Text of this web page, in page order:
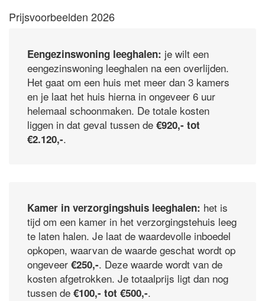
Prijsvoorbeelden 2026
Eengezinswoning leeghalen: je wilt een
eengezinswoning leeghalen na een overlijden.
Het gaat om een huis met meer dan 3 kamers
en je laat het huis hierna in ongeveer 6 uur
helemaal schoonmaken. De totale kosten
liggen in dat geval tussen de €920,- tot
€2.120,-.
Kamer in verzorgingshuis leeghalen: het is
tijd om een kamer in het verzorgingstehuis leeg
te laten halen. Je laat de waardevolle inboedel
opkopen, waarvan de waarde geschat wordt op
ongeveer €250,-. Deze waarde wordt van de
kosten afgetrokken. Je totaalprijs ligt dan nog
tussen de €100,- tot €500,-.